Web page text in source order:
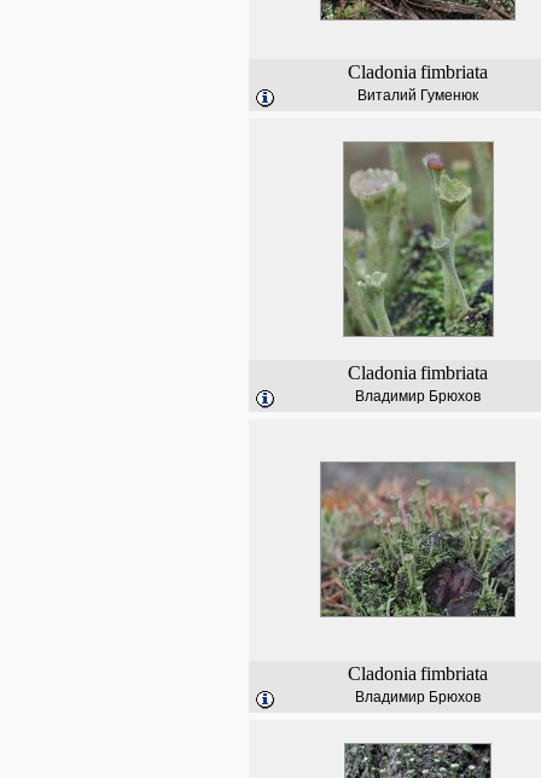
Cladonia fimbriata
Виталий Гуменюк
Cladonia fimbriata
Владимир Брюхов
Cladonia fimbriata
Владимир Брюхов